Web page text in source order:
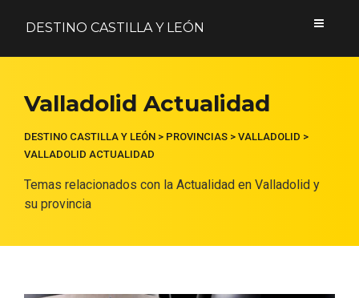
DESTINO CASTILLA Y LEÓN
Valladolid Actualidad
DESTINO CASTILLA Y LEÓN > PROVINCIAS > VALLADOLID >
VALLADOLID ACTUALIDAD
Temas relacionados con la Actualidad en Valladolid y
su provincia
Acceder
Nombre de usuario o correo electrónico
Contraseña